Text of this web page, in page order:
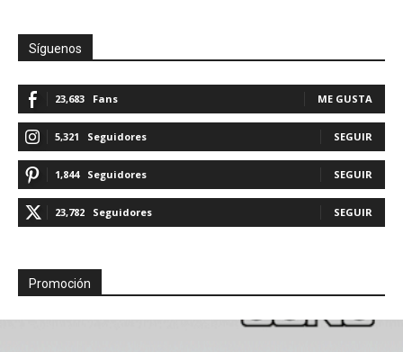
Síguenos
23,683 Fans ME GUSTA
5,321 Seguidores SEGUIR
1,844 Seguidores SEGUIR
23,782 Seguidores SEGUIR
Promoción